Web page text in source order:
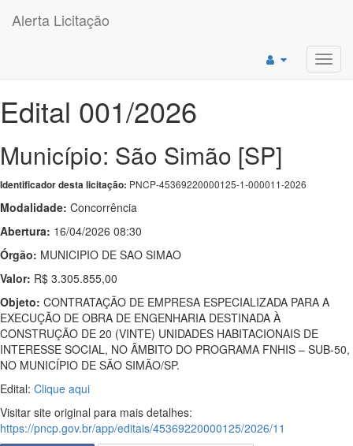
Alerta Licitação
Edital 001/2026
Município: São Simão [SP]
Identificador desta licitação: PNCP-45369220000125-1-000011-2026
Modalidade: Concorrência
Abertura: 16/04/2026 08:30
Órgão: MUNICIPIO DE SAO SIMAO
Valor: R$ 3.305.855,00
Objeto: CONTRATAÇÃO DE EMPRESA ESPECIALIZADA PARA A
EXECUÇÃO DE OBRA DE ENGENHARIA DESTINADA À
CONSTRUÇÃO DE 20 (VINTE) UNIDADES HABITACIONAIS DE
INTERESSE SOCIAL, NO ÂMBITO DO PROGRAMA FNHIS – SUB-50,
NO MUNICÍPIO DE SÃO SIMÃO/SP.
Edital: Clique aqui
Visitar site original para mais detalhes:
https://pncp.gov.br/app/editais/45369220000125/2026/11